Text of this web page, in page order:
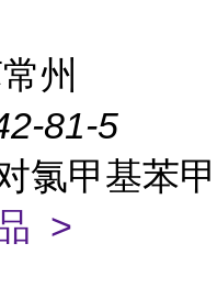
州
81-5
氯甲基苯
>